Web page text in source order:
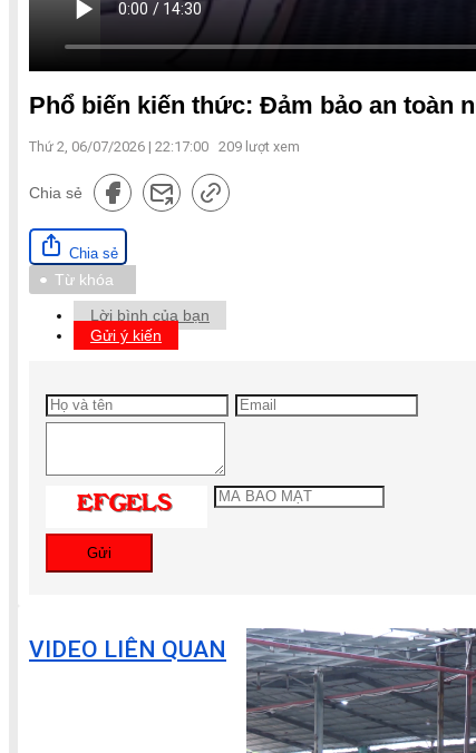
Phổ biến kiến thức: Đảm bảo an toàn
Thứ 2, 06/07/2026 | 22:17:00 209 lượt xem
Chia sẻ
Chia sẻ
Từ khóa
Lời bình của bạn
Gửi ý kiến
Gửi
VIDEO LIÊN QUAN